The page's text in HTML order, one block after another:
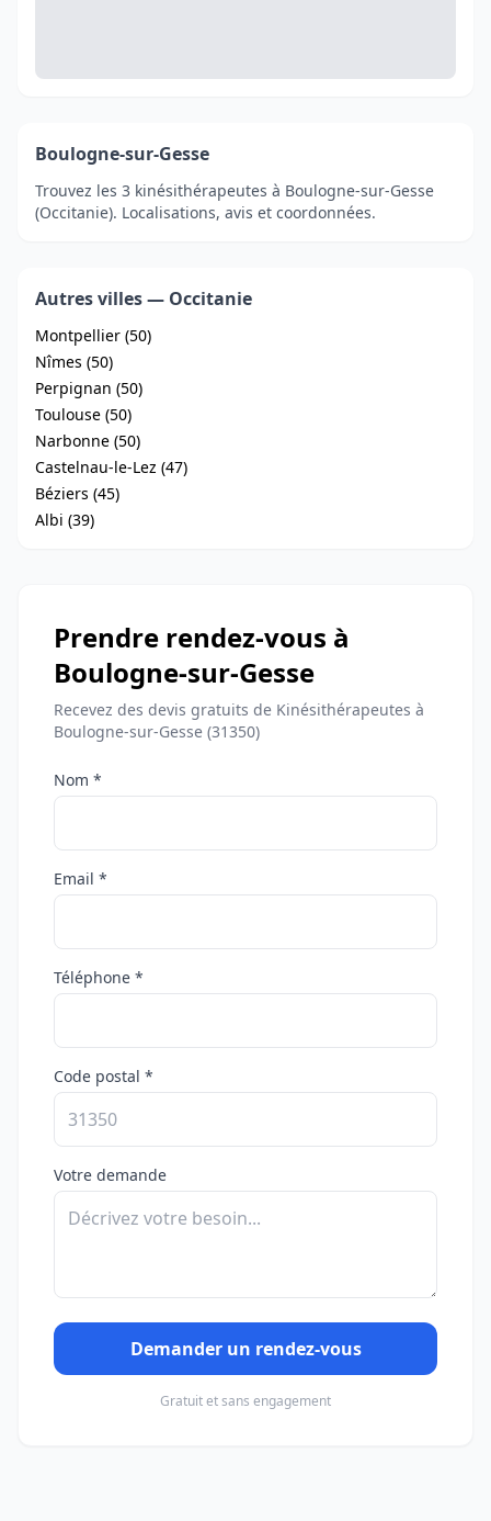
Boulogne-sur-Gesse
Trouvez les 3 kinésithérapeutes à Boulogne-sur-Gesse
(Occitanie). Localisations, avis et coordonnées.
Autres villes — Occitanie
Montpellier (50)
Nîmes (50)
Perpignan (50)
Toulouse (50)
Narbonne (50)
Castelnau-le-Lez (47)
Béziers (45)
Albi (39)
Prendre rendez-vous à
Boulogne-sur-Gesse
Recevez des devis gratuits de Kinésithérapeutes à
Boulogne-sur-Gesse (31350)
Nom *
Email *
Téléphone *
Code postal *
Votre demande
Demander un rendez-vous
Gratuit et sans engagement